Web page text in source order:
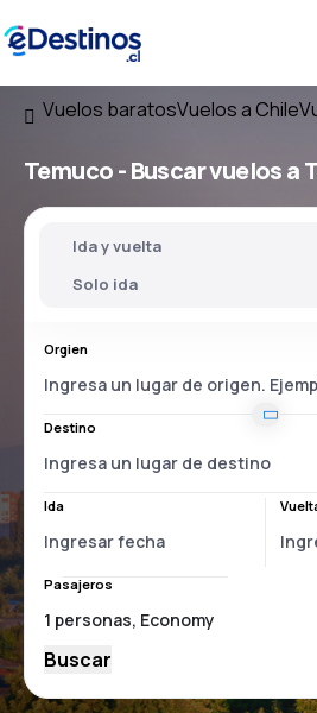
Vuelos baratosVuelos a Chile
Temuco - Buscar vuelos a
Ida y vuelta
Solo ida
Orgien
Destino
Ida
Pasajeros
Buscar